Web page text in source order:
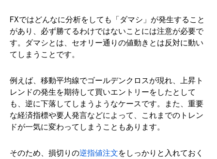
FXではどんなに分析をしても「ダマシ」が発生すること
があり、必ず勝てるわけではないことには注意が必要で
す。ダマシとは、セオリー通りの値動きとは反対に動い
てしまうことです。
例えば、移動平均線でゴールデンクロスが現れ、上昇ト
レンドの発生を期待して買いエントリーをしたとして
も、逆に下落してしまうようなケースです。また、重要
な経済指標や要人発言などによって、これまでのトレン
ドが一気に変わってしまうこともあります。
そのため、損切りの逆指値注文をしっかりと入れておく